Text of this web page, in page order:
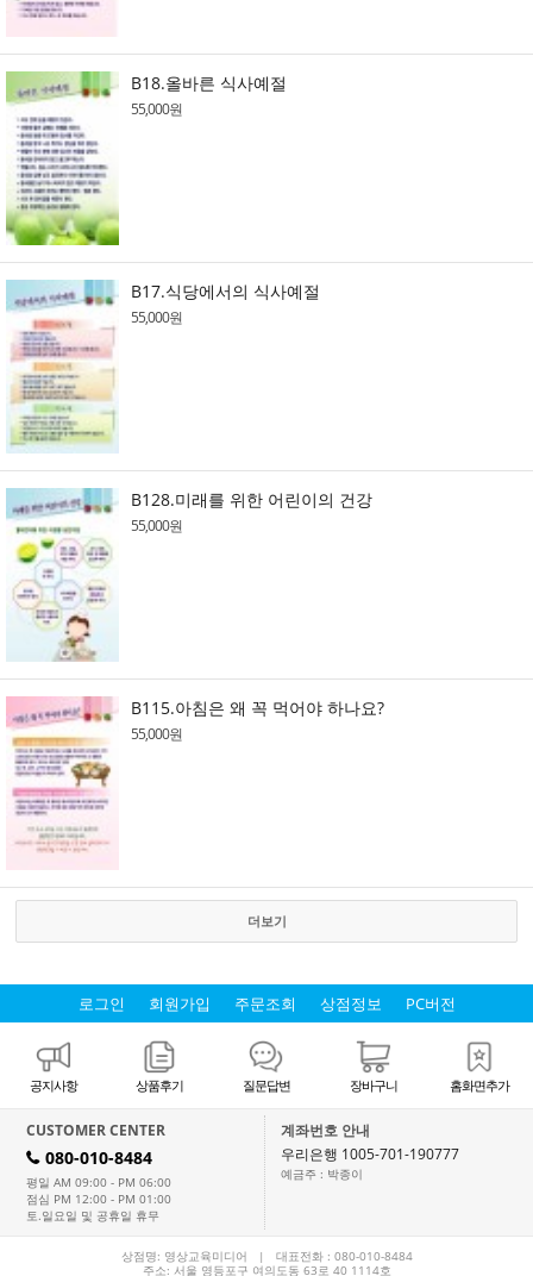
B18.올바른 식사예절
55,000원
B17.식당에서의 식사예절
55,000원
B128.미래를 위한 어린이의 건강
55,000원
B115.아침은 왜 꼭 먹어야 하나요?
55,000원
더보기
로그인 회원가입 주문조회 상점정보 PC버전
공지사항 상품후기 질문답변 장바구니 홈화면추가
CUSTOMER CENTER
H 080-010-8484
평일 AM 09:00 - PM 06:00
점심 PM 12:00 - PM 01:00
토.일요일 및 공휴일 휴무
계좌번호 안내
우리은행 1005-701-190777
예금주 : 박종이
상점명: 영상교육미디어 | 대표전화 : 080-010-8484
주소: 서울 영등포구 여의도동 63로 40 1114호